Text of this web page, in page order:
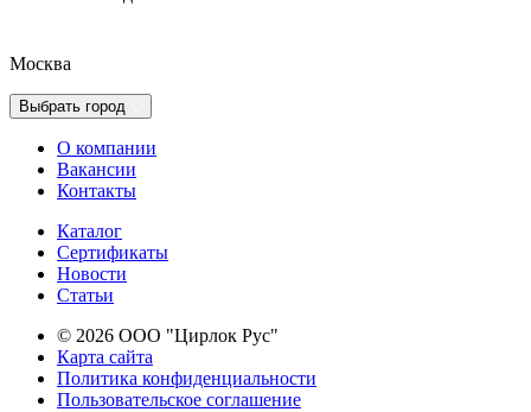
Москва
Выбрать город
О компании
Вакансии
Контакты
Каталог
Сертификаты
Новости
Cтатьи
© 2026 ООО "Цирлок Рус"
Карта сайта
Политика конфиденциальности
Пользовательское соглашение